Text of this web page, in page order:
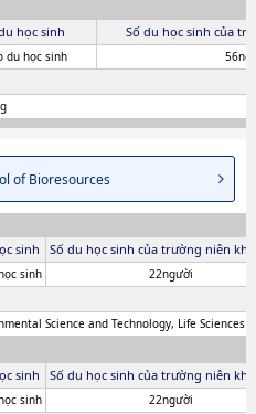
học sinh Số du học sinh của
du học sinh
of Bioresources
sinh Số du học sinh của trường niên
sinh 22người
Science and Technology, Life Sciences
sinh Số du học sinh của trường niên
sinh 22người